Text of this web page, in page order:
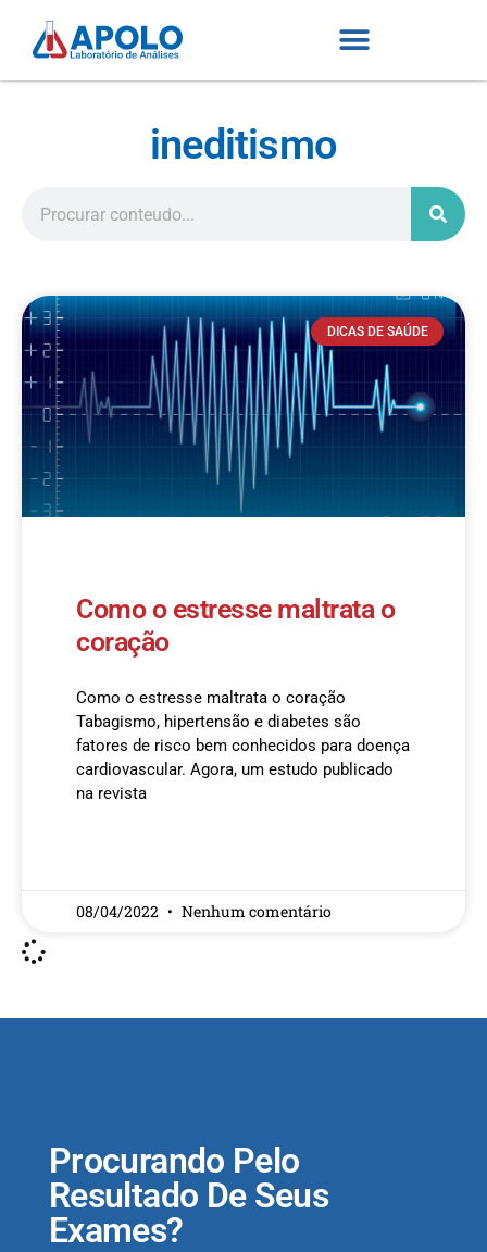
ineditismo
DICAS DE SAÚDE
Como o estresse maltrata o
coração
Como o estresse maltrata o coração
Tabagismo, hipertensão e diabetes são
fatores de risco bem conhecidos para doença
cardiovascular. Agora, um estudo publicado
na revista
08/04/2022 Nenhum comentário
Procurando Pelo
Resultado De Seus
Exames?